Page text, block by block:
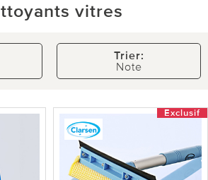
vitres
Trier:
Note
Exclusif